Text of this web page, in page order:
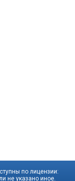
по лицензии:
не указано иное.